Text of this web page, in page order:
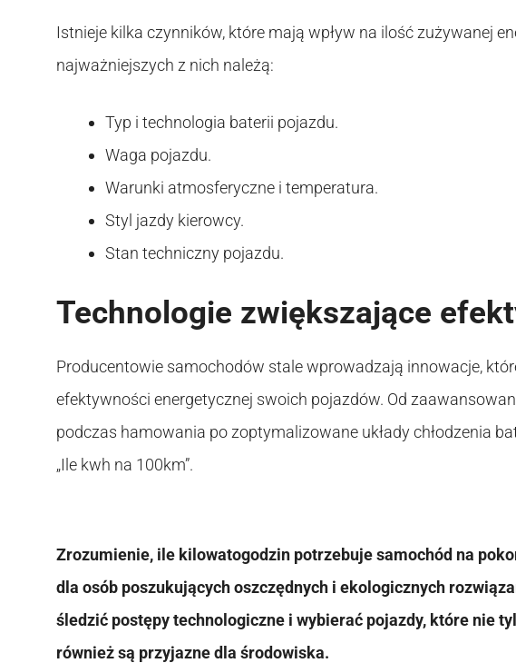
Istnieje kilka czynników, które mają wpływ na ilość zużywanej
najważniejszych z nich należą:
Typ i technologia baterii pojazdu.
Waga pojazdu.
Warunki atmosferyczne i temperatura.
Styl jazdy kierowcy.
Stan techniczny pojazdu.
Technologie zwiększające
Producentowie samochodów stale wprowadzają innowacje,
efektywności energetycznej swoich pojazdów. Od
podczas hamowania po zoptymalizowane układy chłodzenia
„Ile kwh na 100km”.
Zrozumienie, ile kilowatogodzin potrzebuje samochód na
dla osób poszukujących oszczędnych i ekologicznych
śledzić postępy technologiczne i wybierać pojazdy, które nie
również są przyjazne dla środowiska.